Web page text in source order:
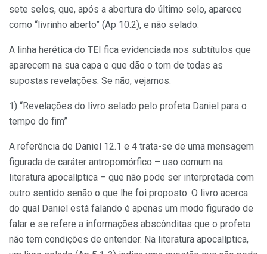
sete selos, que, após a abertura do último selo, aparece
como “livrinho aberto” (Ap 10.2), e não selado.
A linha herética do TEI fica evidenciada nos subtítulos que
aparecem na sua capa e que dão o tom de todas as
supostas revelações. Se não, vejamos:
1) “Revelações do livro selado pelo profeta Daniel para o
tempo do fim”
A referência de Daniel 12.1 e 4 trata-se de uma mensagem
figurada de caráter antropomórfico – uso comum na
literatura apocalíptica – que não pode ser interpretada com
outro sentido senão o que lhe foi proposto. O livro acerca
do qual Daniel está falando é apenas um modo figurado de
falar e se refere a informações abscônditas que o profeta
não tem condições de entender. Na literatura apocalíptica,